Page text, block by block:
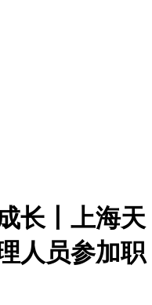
长丨上海天
人员参加职